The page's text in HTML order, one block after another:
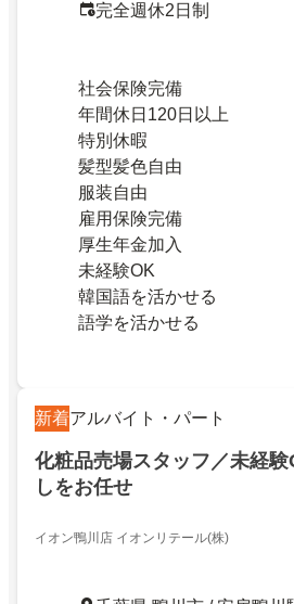
完全週休2日制
社会保険完備
年間休日120日以上
特別休暇
髪型髪色自由
服装自由
雇用保険完備
厚生年金加入
未経験OK
韓国語を活かせる
語学を活かせる
新着アルバイト・パート
化粧品売場スタッフ／未経
しをお任せ
イオン鴨川店 イオンリテール(株)